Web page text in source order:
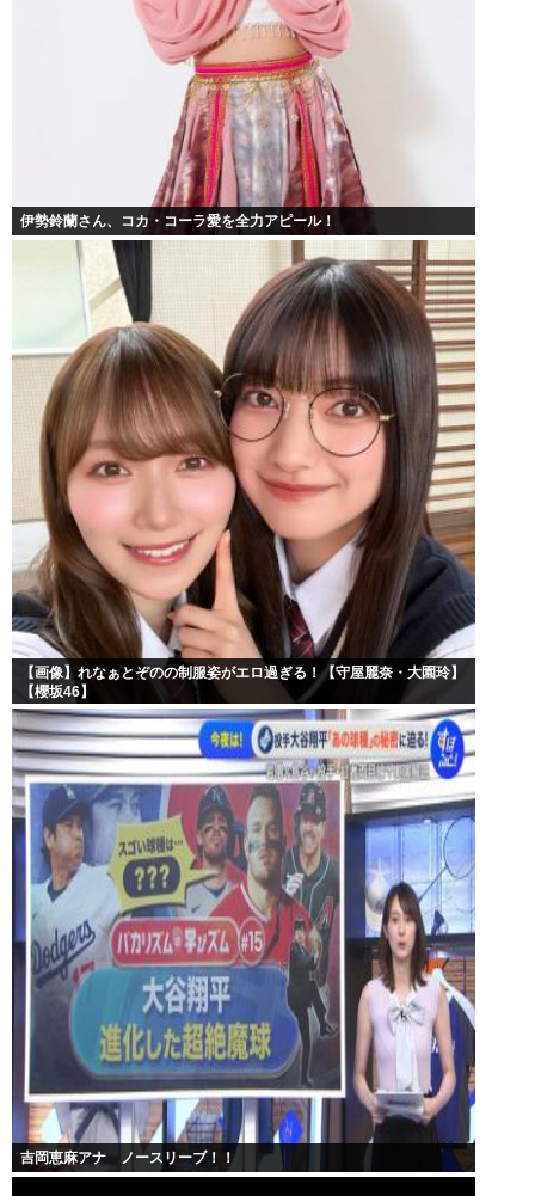
伊勢鈴蘭さん、コカ・コーラ愛を全力アピール！
【画像】れなぁとぞのの制服姿がエロ過ぎる！【守屋麗奈・大園玲】
【櫻坂46】
吉岡恵麻アナ ノースリーブ！！